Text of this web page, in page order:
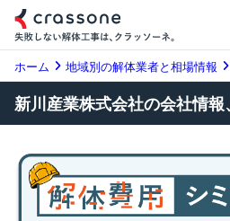
ホーム 地域別の解体業者と相場情報
新川産業株式会社の会社情